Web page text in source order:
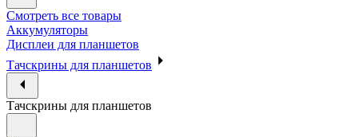
Смотреть все товары
Аккумуляторы
Дисплеи для планшетов
Тачскрины для планшетов
Тачскрины для планшетов